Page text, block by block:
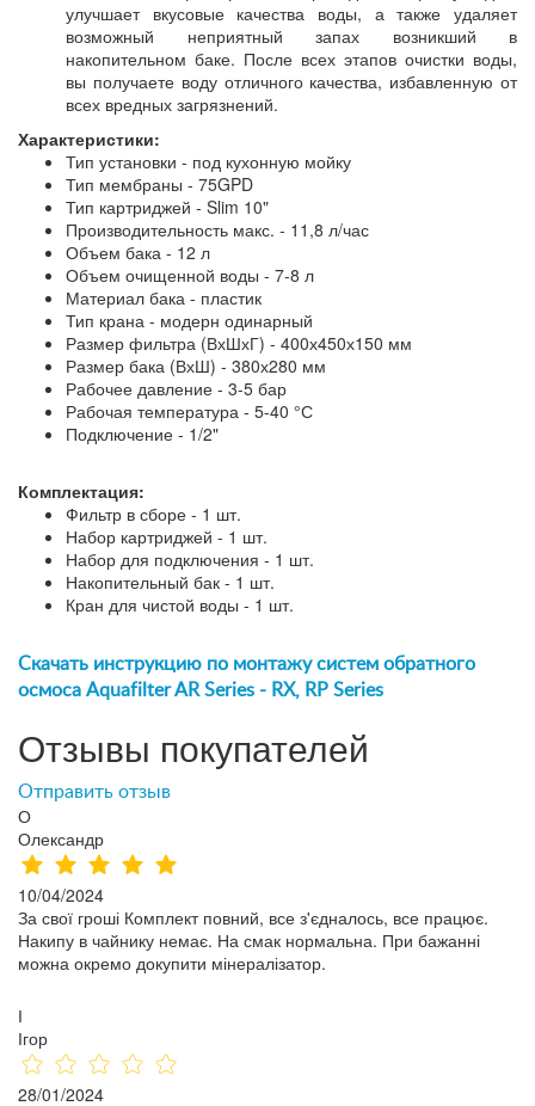
улучшает вкусовые качества воды, а также удаляет
возможный неприятный запах возникший в
накопительном баке. После всех этапов очистки воды,
вы получаете воду отличного качества, избавленную от
всех вредных загрязнений.
Характеристики:
Тип установки - под кухонную мойку
Тип мембраны - 75GPD
Тип картриджей - Slim 10"
Производительность макс. - 11,8 л/час
Объем бака - 12 л
Объем очищенной воды - 7-8 л
Материал бака - пластик
Тип крана - модерн одинарный
Размер фильтра (ВхШхГ) - 400х450х150 мм
Размер бака (ВхШ) - 380х280 мм
Рабочее давление - 3-5 бар
Рабочая температура - 5-40 °С
Подключение - 1/2"
Комплектация:
Фильтр в сборе - 1 шт.
Набор картриджей - 1 шт.
Набор для подключения - 1 шт.
Накопительный бак - 1 шт.
Кран для чистой воды - 1 шт.
Скачать инструкцию по монтажу систем обратного
осмоса Aquafilter AR Series - RX, RP Series
Отзывы покупателей
Отправить отзыв
О
Олександр
10/04/2024
За свої гроші Комплект повний, все з'єдналось, все працює.
Накипу в чайнику немає. На смак нормальна. При бажанні
можна окремо докупити мінералізатор.
І
Ігор
28/01/2024